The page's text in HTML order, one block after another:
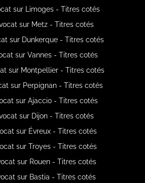
sur Limoges - Titres cotés
sur Metz - Titres cotés
sur Dunkerque - Titres cotés
sur Vannes - Titres cotés
sur Montpellier - Titres cotés
sur Perpignan - Titres cotés
sur Ajaccio - Titres cotés
sur Dijon - Titres cotés
sur Évreux - Titres cotés
sur Troyes - Titres cotés
sur Rouen - Titres cotés
sur Bastia - Titres cotés